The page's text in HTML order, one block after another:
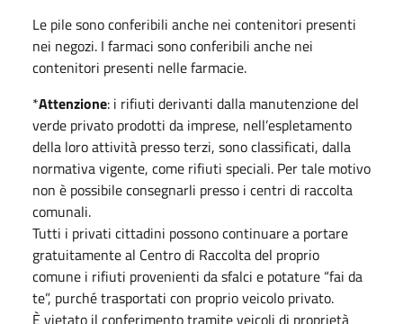
Le pile sono conferibili anche nei contenitori presenti
nei negozi. I farmaci sono conferibili anche nei
contenitori presenti nelle farmacie.
*Attenzione: i rifiuti derivanti dalla manutenzione del
verde privato prodotti da imprese, nell’espletamento
della loro attività presso terzi, sono classificati, dalla
normativa vigente, come rifiuti speciali. Per tale motivo
non è possibile consegnarli presso i centri di raccolta
comunali.
Tutti i privati cittadini possono continuare a portare
gratuitamente al Centro di Raccolta del proprio
comune i rifiuti provenienti da sfalci e potature “fai da
te”, purché trasportati con proprio veicolo privato.
È vietato il conferimento tramite veicoli di proprietà